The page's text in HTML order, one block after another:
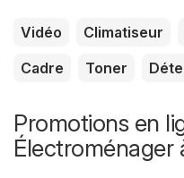
Vidéo Climatiseur
Cadre
Toner
Promotions en
Électroménager